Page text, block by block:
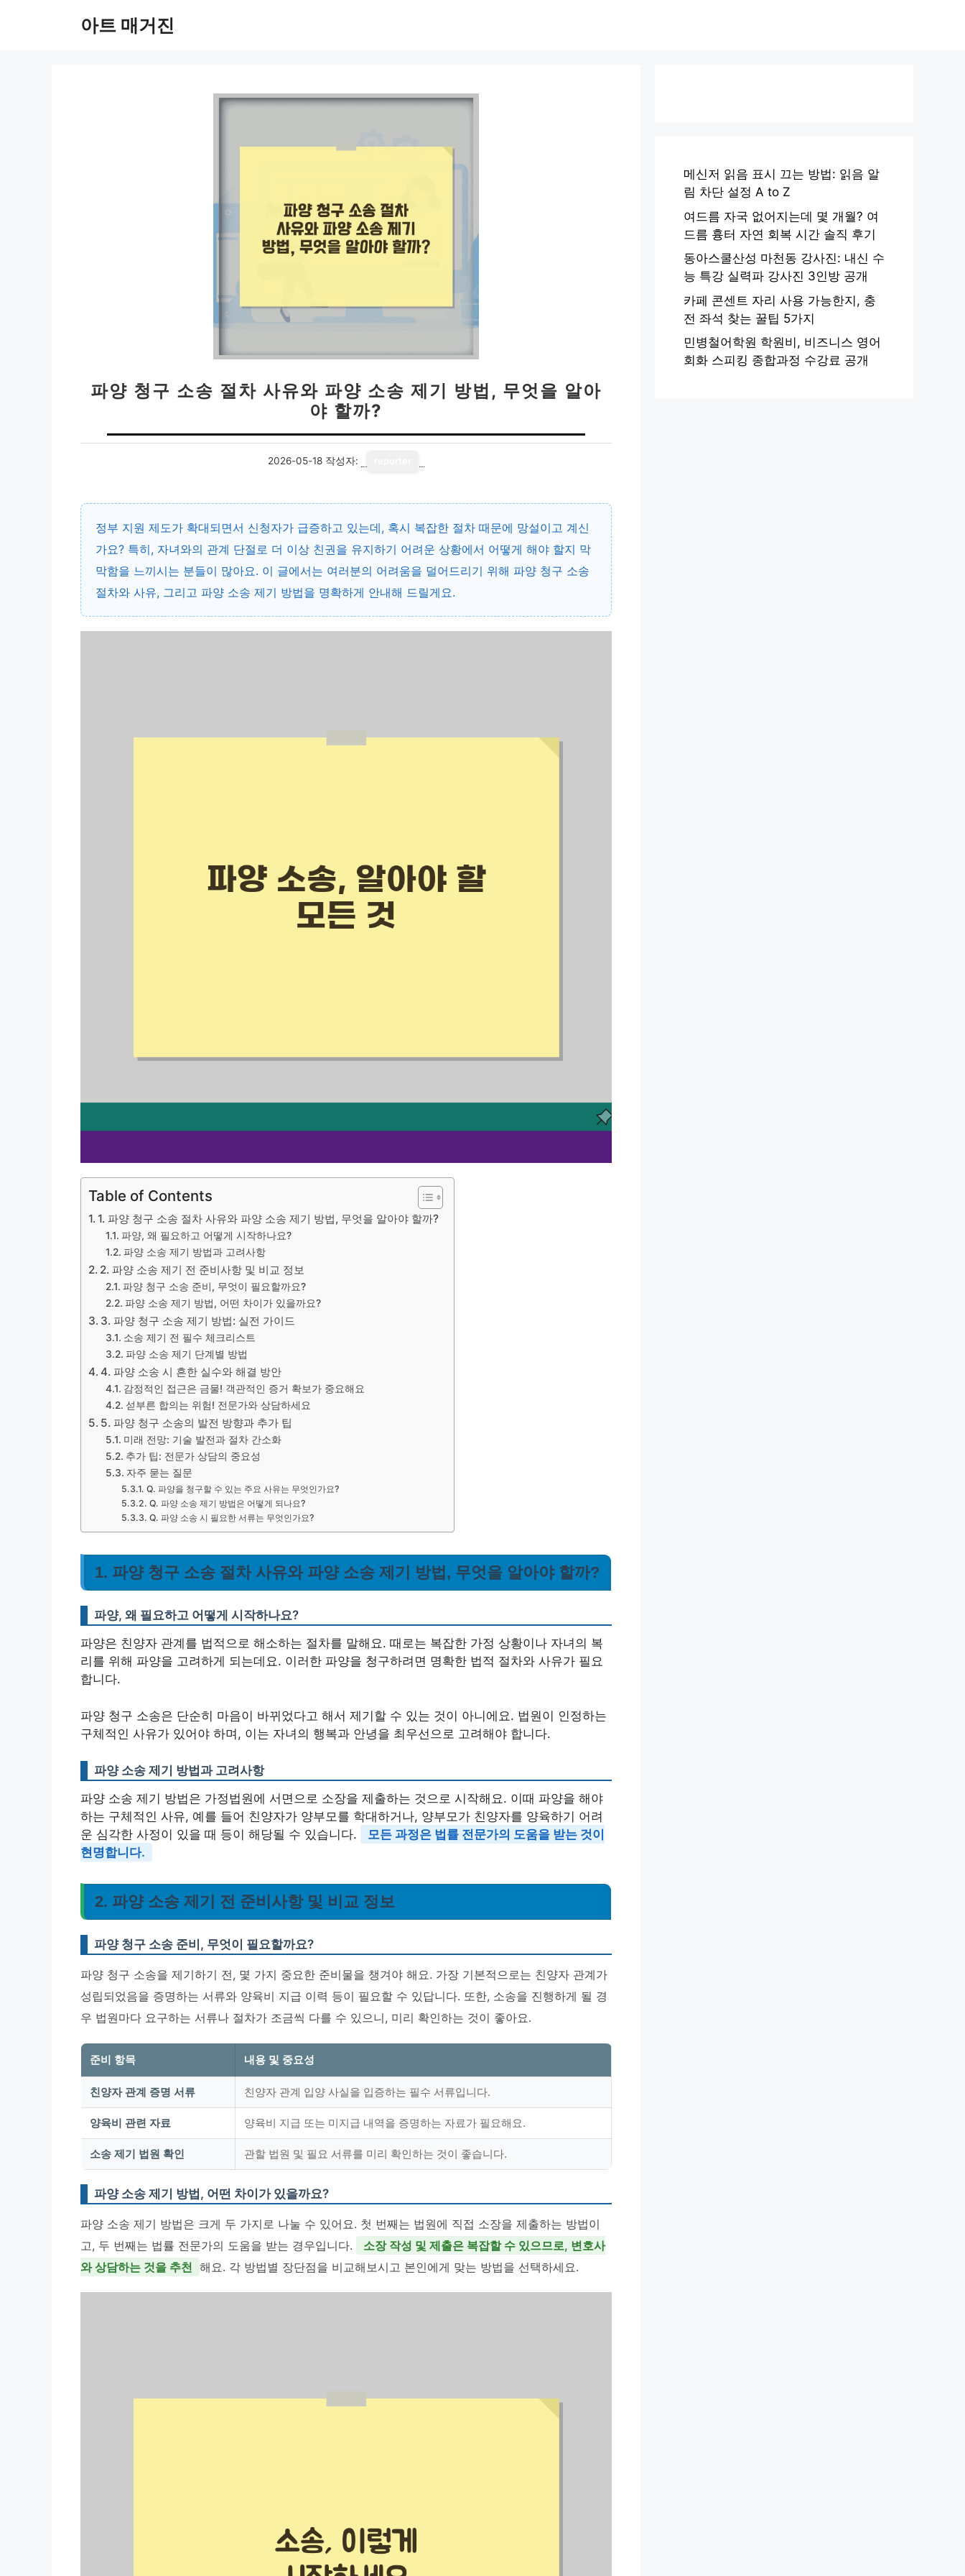
아트 매거진
파양 청구 소송 절차 사유와 파양 소송 제기 방법, 무엇을 알아
야 할까?
2026-05-18 작성자:
정부 지원 제도가 확대되면서 신청자가 급증하고 있는데, 혹시 복잡한 절차 때문에 망설이고 계신
가요? 특히, 자녀와의 관계 단절로 더 이상 친권을 유지하기 어려운 상황에서 어떻게 해야 할지 막
막함을 느끼시는 분들이 많아요. 이 글에서는 여러분의 어려움을 덜어드리기 위해 파양 청구 소송
절차와 사유, 그리고 파양 소송 제기 방법을 명확하게 안내해 드릴게요.
Table of Contents
1. 파양 청구 소송 절차 사유와 파양 소송 제기 방법, 무엇을 알아야 할까?
파양, 왜 필요하고 어떻게 시작하나요?
파양 소송 제기 방법과 고려사항
2. 파양 소송 제기 전 준비사항 및 비교 정보
파양 청구 소송 준비, 무엇이 필요할까요?
파양 소송 제기 방법, 어떤 차이가 있을까요?
3. 파양 청구 소송 제기 방법: 실전 가이드
소송 제기 전 필수 체크리스트
파양 소송 제기 단계별 방법
4. 파양 소송 시 흔한 실수와 해결 방안
감정적인 접근은 금물! 객관적인 증거 확보가 중요해요
섣부른 합의는 위험! 전문가와 상담하세요
5. 파양 청구 소송의 발전 방향과 추가 팁
미래 전망: 기술 발전과 절차 간소화
추가 팁: 전문가 상담의 중요성
자주 묻는 질문
Q. 파양을 청구할 수 있는 주요 사유는 무엇인가요?
Q. 파양 소송 제기 방법은 어떻게 되나요?
Q. 파양 소송 시 필요한 서류는 무엇인가요?
1. 파양 청구 소송 절차 사유와 파양 소송 제기 방법, 무엇을 알아야 할까?
파양, 왜 필요하고 어떻게 시작하나요?
파양은 친양자 관계를 법적으로 해소하는 절차를 말해요. 때로는 복잡한 가정 상황이나 자녀의 복
리를 위해 파양을 고려하게 되는데요. 이러한 파양을 청구하려면 명확한 법적 절차와 사유가 필요
합니다.
파양 청구 소송은 단순히 마음이 바뀌었다고 해서 제기할 수 있는 것이 아니에요. 법원이 인정하는
구체적인 사유가 있어야 하며, 이는 자녀의 행복과 안녕을 최우선으로 고려해야 합니다.
파양 소송 제기 방법과 고려사항
파양 소송 제기 방법은 가정법원에 서면으로 소장을 제출하는 것으로 시작해요. 이때 파양을 해야
하는 구체적인 사유, 예를 들어 친양자가 양부모를 학대하거나, 양부모가 친양자를 양육하기 어려
운 심각한 사정이 있을 때 등이 해당될 수 있습니다.
모든 과정은 법률 전문가의 도움을 받는 것이
현명합니다.
2. 파양 소송 제기 전 준비사항 및 비교 정보
파양 청구 소송 준비, 무엇이 필요할까요?
파양 청구 소송을 제기하기 전, 몇 가지 중요한 준비물을 챙겨야 해요. 가장 기본적으로는 친양자 관계가
성립되었음을 증명하는 서류와 양육비 지급 이력 등이 필요할 수 있답니다. 또한, 소송을 진행하게 될 경
우 법원마다 요구하는 서류나 절차가 조금씩 다를 수 있으니, 미리 확인하는 것이 좋아요.
준비 항목 내용 및 중요성
친양자 관계 증명 서류 친양자 관계 입양 사실을 입증하는 필수 서류입니다.
양육비 관련 자료 양육비 지급 또는 미지급 내역을 증명하는 자료가 필요해요.
소송 제기 법원 확인 관할 법원 및 필요 서류를 미리 확인하는 것이 좋습니다.
파양 소송 제기 방법, 어떤 차이가 있을까요?
파양 소송 제기 방법은 크게 두 가지로 나눌 수 있어요. 첫 번째는 법원에 직접 소장을 제출하는 방법이
고, 두 번째는 법률 전문가의 도움을 받는 경우입니다.
소장 작성 및 제출은 복잡할 수 있으므로, 변호사
와 상담하는 것을 추천 해요. 각 방법별 장단점을 비교해보시고 본인에게 맞는 방법을 선택하세요.
메신저 읽음 표시 끄는 방법: 읽음 알
림 차단 설정 A to Z
여드름 자국 없어지는데 몇 개월? 여
드름 흉터 자연 회복 시간 솔직 후기
동아스쿨산성 마천동 강사진: 내신 수
능 특강 실력파 강사진 3인방 공개
카페 콘센트 자리 사용 가능한지, 충
전 좌석 찾는 꿀팁 5가지
민병철어학원 학원비, 비즈니스 영어
회화 스피킹 종합과정 수강료 공개